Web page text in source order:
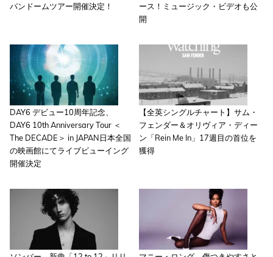
パンドームツアー開催決定！
ース！ミュージック・ビデオも公
開
DAY6 デビュー10周年記念、
DAY6 10th Anniversary Tour ＜
The DECADE＞ in JAPAN日本全国
の映画館にてライブビューイング
開催決定
【全英シングルチャート】サム・
フェンダー＆オリヴィア・ディー
ン「Rein Me In」17週目の首位を
獲得